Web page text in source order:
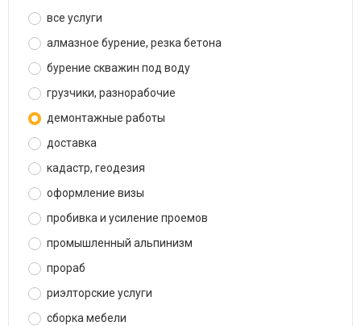
все услуги
алмазное бурение, резка бетона
бурение скважин под воду
грузчики, разнорабочие
демонтажные работы
доставка
кадастр, геодезия
оформление визы
пробивка и усиление проемов
промышленный альпинизм
прораб
риэлторские услуги
сборка мебели